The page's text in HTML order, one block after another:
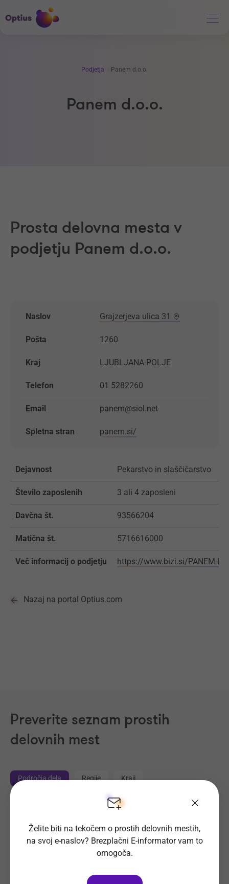
Podjetja Panem d.o.o.
Panem d.o.o.
Prosta delovna mesta v
podjetju Panem d.o.o.
Naslov Grajzerjeva ulica 31
Pošta 1260
Kraj LJUBLJANA-POLJE
Telefon 01 5282260
Email panem@siol.net
Spletna stran panem.si/
Dejavnost Pekarstvo in slaščičarstvo
Število zaposlenih 3 ali 4 zaposleni
Davčna št. 93566204
Matična št. 5716616000
Več informacij o podjetju https://www.bizi.si/PANEM-D-
Nazaj na portal Optius.com
Preverite seznam prostih
delovnih mest
Področja dela Regije Kraji
Tehnične storitve, Mehanika(319)
Trgovina (213)
Transport, Nabava, Logistika (202)
Želite biti na tekočem o prostih delovnih mestih,
na svoj e-naslov? Brezplačni E-informator vam to
omogoča.